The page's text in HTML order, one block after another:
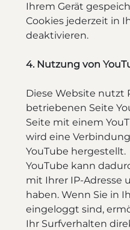
Ihrem Gerät
Cookies jederzeit in
deaktivieren.
4. Nutzung von
Diese Website nutzt
betriebenen Seite
Seite mit einem
wird eine
YouTube hergestellt.
YouTube kann
mit Ihrer IP-Adresse
haben. Wenn Sie in
eingeloggt sind,
Ihr Surfverhalten